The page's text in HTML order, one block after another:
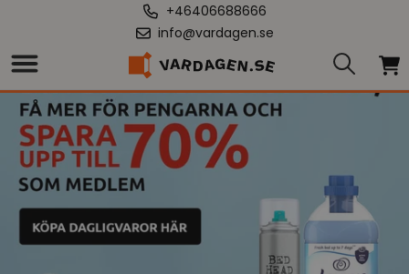
+46406688666
info@vardagen.se